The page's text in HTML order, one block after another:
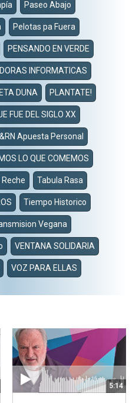
Paseo Abajo
Pelotas pa Fuera
PENSANDO EN VERDE
INFORMATICAS
DUNA PLANTATE!
FUE DEL SIGLO XX
Apuesta Personal
LO QUE COMEMOS
Tabula Rasa
Tiempo Historico
Vegana
VENTANA SOLIDARIA
VOZ PARA ELLAS
5:14